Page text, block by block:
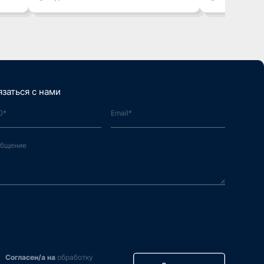
с нами
Согласен/а наобработку